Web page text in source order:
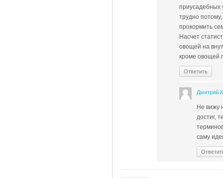
приусадебных
трудно
прокормить
Насчет
овощей на
кроме овощей
Ответить
Дмитрий
Не вижу
достиг,
саму